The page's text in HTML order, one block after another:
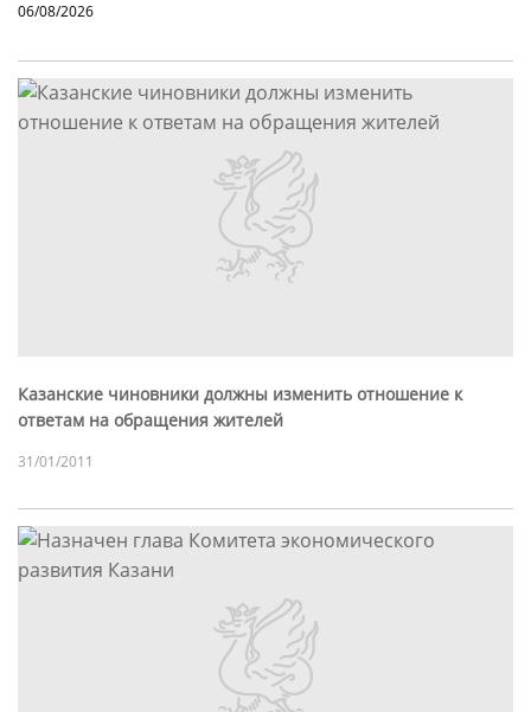
06/08/2026
Казанские чиновники должны изменить отношение к
ответам на обращения жителей
31/01/2011